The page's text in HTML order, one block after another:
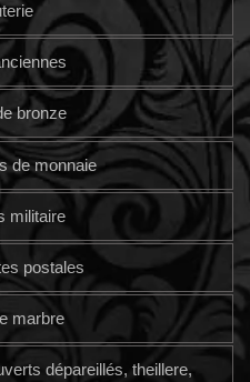
bronze
de monnaie
militaire
postales
marbre
dépareillés, theillere,